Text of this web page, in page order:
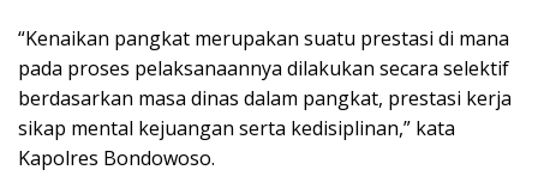
“Kenaikan pangkat merupakan suatu prestasi di mana
pada proses pelaksanaannya dilakukan secara selektif
berdasarkan masa dinas dalam pangkat, prestasi kerja
sikap mental kejuangan serta kedisiplinan,” kata
Kapolres Bondowoso.